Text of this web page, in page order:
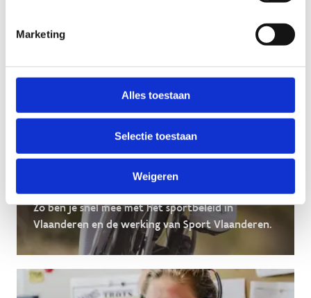
Marketing
Alles toestaan
Selectie toestaan
Weigeren
Lees ons jaarverslag
Zo ben je snel mee met het sportbeleid in
Vlaanderen en de werking van Sport Vlaanderen.